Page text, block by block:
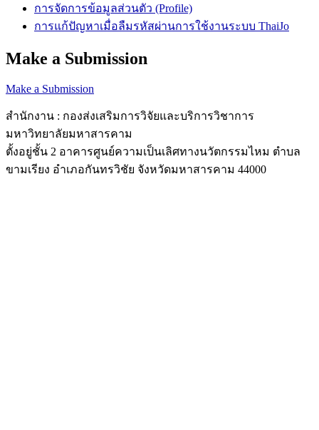
การจัดการข้อมูลส่วนตัว (Profile)
การแก้ปัญหาเมื่อลืมรหัสผ่านการใช้งานระบบ ThaiJo
Make a Submission
Make a Submission
สำนักงาน : กองส่งเสริมการวิจัยและบริการวิชาการ
มหาวิทยาลัยมหาสารคาม
ตั้งอยู่ชั้น 2 อาคารศูนย์ความเป็นเลิศทางนวัตกรรมไหม ตำบล
ขามเรียง อำเภอกันทรวิชัย จังหวัดมหาสารคาม 44000